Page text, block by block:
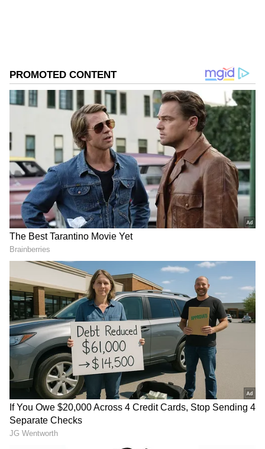
2
6
Image Credit :ANI
ಕುತೂಹಲಕ್ಕೆ ಕಾರಣವಾದ ಕ್ವಾಲಿಫೈಯರ್-1 ಮ್ಯಾಚ್
ಈ ಪಂದ್ಯದಲ್ಲಿ ಗೆದ್ದ ತಂಡವು ನೇರವಾಗಿ ಫೈನಲ್
ಪ್ರವೇಶಿಸಲಿದೆ. ಇನ್ನು ಸೋತ ತಂಡಕ್ಕೆ ಕ್ವಾಲಿಫೈಯರ್-2
ಪಂದ್ಯವನ್ನಾಡಲು ಅವಕಾಶವಿದೆ. ಆದರೆ ಒಂದು ವೇಳೆ
ಪಂದ್ಯಕ್ಕೆ ಮಳೆ ಅಡ್ಡಿಪಡಿಸಿ ರದ್ದಾದರೇ ಮುಂದೇನು? ಯಾರಿಗೆ